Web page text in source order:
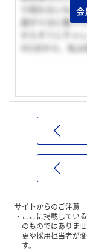
り知れないもの
度が十分に整っ
からすぐにチャ
の2点から、私
会
サイトからのご注意
ここに掲載してい
のものではありま
更や採用担当者が
す。